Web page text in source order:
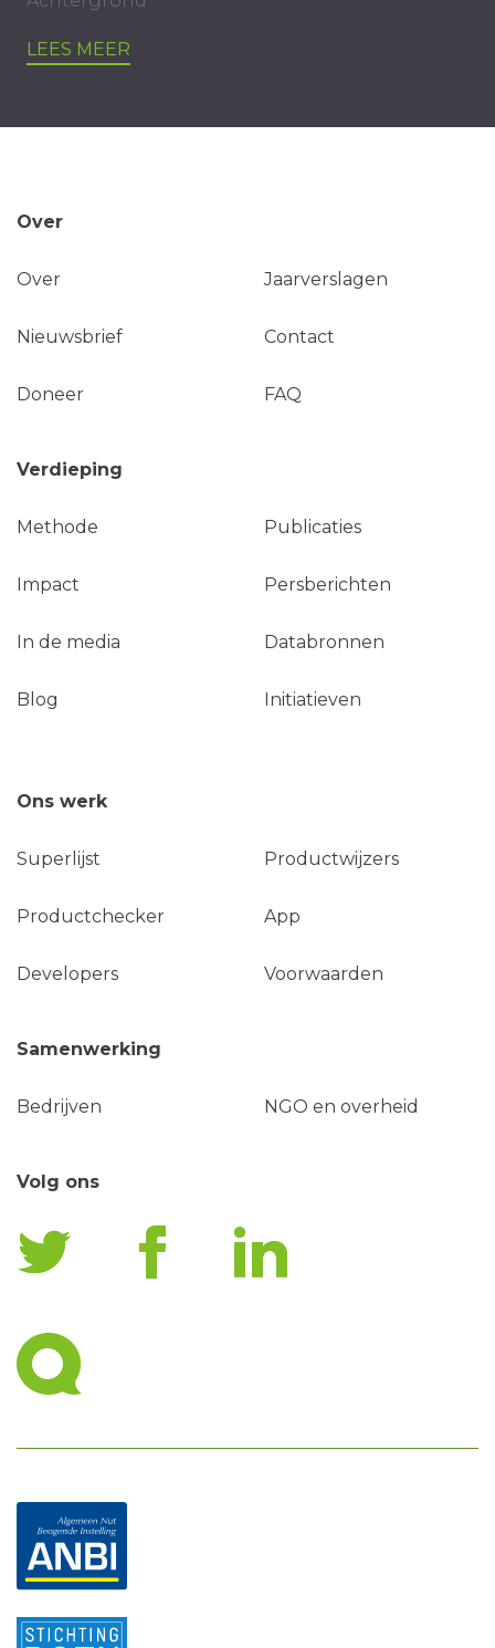
LEES MEER
Over
Over Jaarverslagen
Nieuwsbrief Contact
Doneer FAQ
Verdieping
Methode Publicaties
Impact Persberichten
In de media Databronnen
Blog Initiatieven
Ons werk
Superlijst Productwijzers
Productchecker App
Developers Voorwaarden
Samenwerking
Bedrijven NGO en overheid
Volg ons